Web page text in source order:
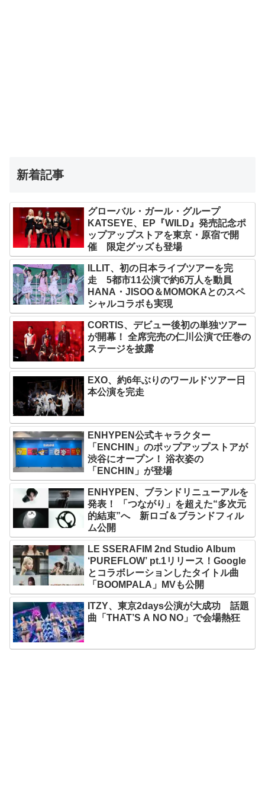
新着記事
グローバル・ガール・グループ
KATSEYE、EP『WILD』発売記念ポ
ップアップストアを東京・原宿で開
催 限定グッズも登場
ILLIT、初の日本ライブツアーを完
走 5都市11公演で約6万人を動員
HANA・JISOO＆MOMOKAとのスペ
シャルコラボも実現
CORTIS、デビュー後初の単独ツアー
が開幕！ 全席完売の仁川公演で圧巻の
ステージを披露
EXO、約6年ぶりのワールドツアー日
本公演を完走
ENHYPEN公式キャラクター
「ENCHIN」のポップアップストアが
渋谷にオープン！ 浴衣姿の
「ENCHIN」が登場
ENHYPEN、ブランドリニューアルを
発表！ 「つながり」を超えた“多次元
的結束”へ 新ロゴ＆ブランドフィル
ム公開
LE SSERAFIM 2nd Studio Album
‘PUREFLOW’ pt.1リリース！Google
とコラボレーションしたタイトル曲
「BOOMPALA」MVも公開
ITZY、東京2days公演が大成功 話題
曲「THAT’S A NO NO」で会場熱狂